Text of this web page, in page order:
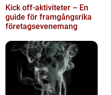
Kick off-aktiviteter – En
guide för framgångsrika
företagsevenemang